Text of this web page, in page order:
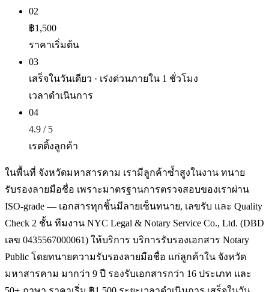
02
฿1,500
ราคาเริ่มต้น
03
เสร็จในวันเดียว · เร่งด่วนภายใน 1 ชั่วโมง
เวลาดำเนินการ
04
4.9 / 5
เรตติ้งลูกค้า
ในพื้นที่ จังหวัดมหาสารคาม เรามีลูกค้าซ้ำสูงในงาน ทนาย
รับรองลายมือชื่อ เพราะมาตรฐานการตรวจสอบของเราผ่าน
ISO-grade — เอกสารทุกชิ้นมีลายเซ็นทนาย, เลขรับ และ Quality
Check 2 ชั้น ทีมงาน NYC Legal & Notary Service Co., Ltd. (DBD
เลข 0435567000061) ให้บริการ บริการรับรองเอกสาร Notary
Public โดยทนายความรับรองลายมือชื่อ แก่ลูกค้าใน จังหวัด
มหาสารคาม มากว่า 9 ปี รองรับเอกสารกว่า 16 ประเภท และ